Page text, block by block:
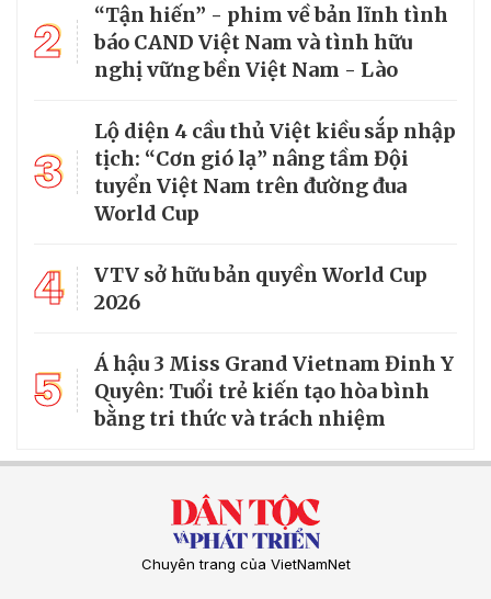
2
“Tận hiến” - phim về bản lĩnh tình
báo CAND Việt Nam và tình hữu
nghị vững bền Việt Nam - Lào
3
Lộ diện 4 cầu thủ Việt kiều sắp nhập
tịch: “Cơn gió lạ” nâng tầm Đội
tuyển Việt Nam trên đường đua
World Cup
4
VTV sở hữu bản quyền World Cup
2026
5
Á hậu 3 Miss Grand Vietnam Đinh Y
Quyên: Tuổi trẻ kiến tạo hòa bình
bằng tri thức và trách nhiệm
Chuyên trang của VietNamNet